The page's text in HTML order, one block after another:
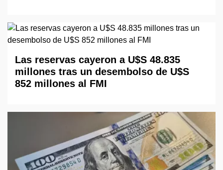
Las reservas cayeron a U$S 48.835
millones tras un desembolso de U$S
852 millones al FMI